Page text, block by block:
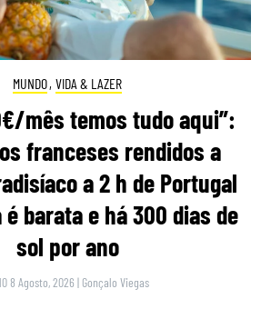
MUNDO, VIDA & LAZER
mês temos tudo aqui”:
franceses rendidos a
a 2 h de Portugal
barata e há 300 dias de
sol por ano
8 Agosto, 2026 | Gonçalo Viegas